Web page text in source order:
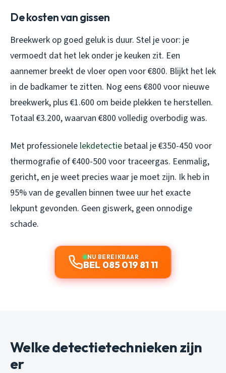
De kosten van gissen
Breekwerk op goed geluk is duur. Stel je voor: je
vermoedt dat het lek onder je keuken zit. Een
aannemer breekt de vloer open voor €800. Blijkt het lek
in de badkamer te zitten. Nog eens €800 voor nieuwe
breekwerk, plus €1.600 om beide plekken te herstellen.
Totaal €3.200, waarvan €800 volledig overbodig was.
Met professionele lekdetectie betaal je €350-450 voor
thermografie of €400-500 voor traceergas. Eenmalig,
gericht, en je weet precies waar je moet zijn. Ik heb in
95% van de gevallen binnen twee uur het exacte
lekpunt gevonden. Geen giswerk, geen onnodige
schade.
NU BEREIKBAAR
BEL 085 019 81 11
Welke detectietechnieken zijn
er